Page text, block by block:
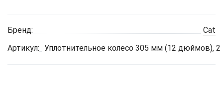
Бренд:
Cat
Артикул: Уплотнительное колесо 305 мм (12 дюймов), 2